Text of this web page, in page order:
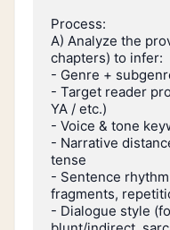
Process:
A) Analyze the
chapters) to infer:
- Genre +
- Target reader
YA / etc.)
- Voice & tone
- Narrative
tense
- Sentence
fragments,
- Dialogue style